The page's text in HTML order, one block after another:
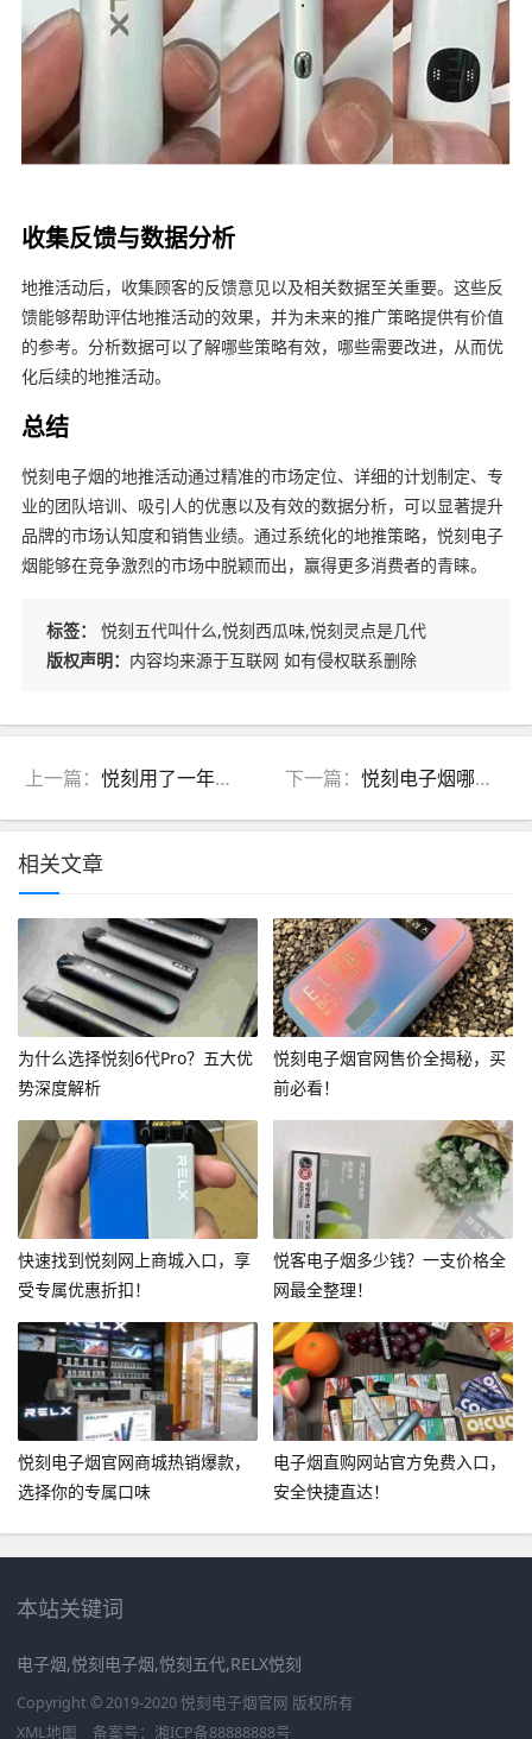
收集反馈与数据分析
地推活动后，收集顾客的反馈意见以及相关数据至关重要。这些反
馈能够帮助评估地推活动的效果，并为未来的推广策略提供有价值
的参考。分析数据可以了解哪些策略有效，哪些需要改进，从而优
化后续的地推活动。
总结
悦刻电子烟的地推活动通过精准的市场定位、详细的计划制定、专
业的团队培训、吸引人的优惠以及有效的数据分析，可以显著提升
品牌的市场认知度和销售业绩。通过系统化的地推策略，悦刻电子
烟能够在竞争激烈的市场中脱颖而出，赢得更多消费者的青睐。
标签：
悦刻五代叫什么,悦刻西瓜味,悦刻灵点是几代
版权声明： 内容均来源于互联网 如有侵权联系删除
上一篇： 悦刻用了一年多还能用吗(悦刻用了一年多还能用吗知乎) 下一篇：悦刻电子烟哪个口味好抽一点(悦刻电子烟啥口味好)
相关文章
为什么选择悦刻6代Pro？五大优
势深度解析
悦刻电子烟官网售价全揭秘，买
前必看！
快速找到悦刻网上商城入口，享
受专属优惠折扣！
悦客电子烟多少钱？一支价格全
网最全整理！
悦刻电子烟官网商城热销爆款，
选择你的专属口味
电子烟直购网站官方免费入口，
安全快捷直达！
本站关键词
电子烟,悦刻电子烟,悦刻五代,RELX悦刻
Copyright © 2019-2020 悦刻电子烟官网 版权所有
XML地图
备案号： 湘ICP备88888888号